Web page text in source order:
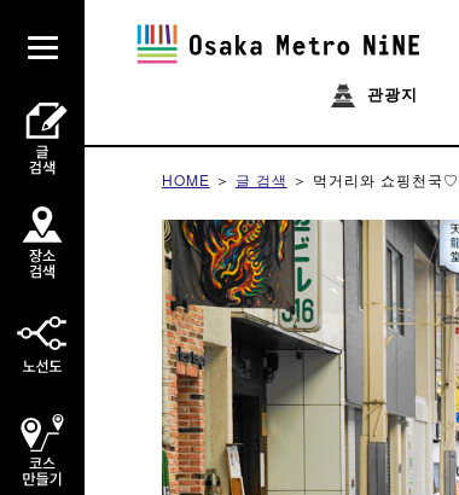
관광지
HOME 글 검색 먹거리와 쇼핑천국♡